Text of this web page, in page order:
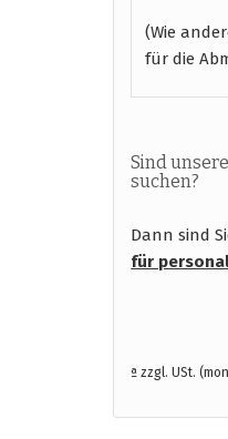
(Wie
für die
Sind
suchen?
Dann sind
für
ª zzgl. USt.